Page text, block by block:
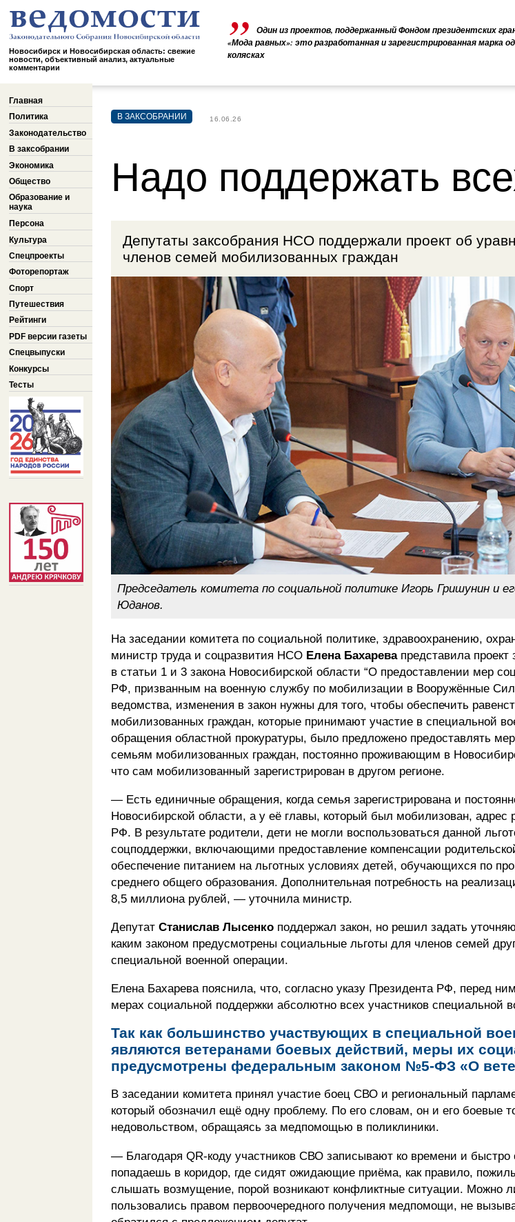
Новосибирск и Новосибирская область: свежие
новости, объективный анализ, актуальные
комментарии
Один из проектов, поддержанный Фондом президентских
«Мода равных»: это разработанная и зарегистрированная марка
колясках
Главная
Политика
Законодательство
В заксобрании
Экономика
Общество
Образование и
наука
Персона
Культура
Спецпроекты
Фоторепортаж
Спорт
Путешествия
Рейтинги
PDF версии газеты
Спецвыпуски
Конкурсы
Тесты
В ЗАКСОБРАНИИ 16.06.26
Надо поддержать
Депутаты заксобрания НСО поддержали проект об
членов семей мобилизованных граждан
Председатель комитета по социальной политике Игорь Гришунин и
Юданов.
На заседании комитета по социальной политике, здравоохранению,
министр труда и соцразвития НСО Елена Бахаревапредставила проект
в статьи 1 и 3 закона Новосибирской области “О предоставлении мер
РФ, призванным на военную службу по мобилизации в Вооружённые
ведомства, изменения в закон нужны для того, чтобы обеспечить
мобилизованных граждан, которые принимают участие в специальной
обращения областной прокуратуры, было предложено предоставлять
семьям мобилизованных граждан, постоянно проживающим в
что сам мобилизованный зарегистрирован в другом регионе.
— Есть единичные обращения, когда семья зарегистрирована и
Новосибирской области, а у её главы, который был мобилизован, адрес
РФ. В результате родители, дети не могли воспользоваться данной
соцподдержки, включающими предоставление компенсации
обеспечение питанием на льготных условиях детей, обучающихся по
среднего общего образования. Дополнительная потребность на
8,5 миллиона рублей, — уточнила министр.
ДепутатСтанислав Лысенко поддержал закон, но решил задать
каким законом предусмотрены социальные льготы для членов семей
специальной военной операции.
Елена Бахарева пояснила, что, согласно указу Президента РФ, перед
мерах социальной поддержки абсолютно всех участников специальной
Так как большинство участвующих в специальной
являются ветеранами боевых действий, меры их
предусмотрены федеральным законом №5-ФЗ «О
В заседании комитета принял участие боец СВО и региональный
который обозначил ещё одну проблему. По его словам, он и его боевые
недовольством, обращаясь за медпомощью в поликлиники.
— Благодаря QR-коду участников СВО записывают ко времени и быстро
попадаешь в коридор, где сидят ожидающие приёма, как правило,
слышать возмущение, порой возникают конфликтные ситуации. Можно
пользовались правом первоочередного получения медпомощи, не